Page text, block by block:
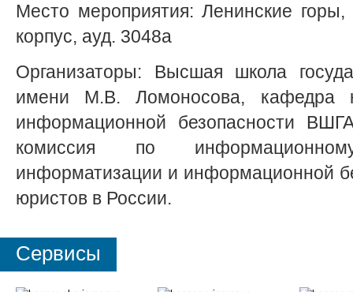
Место мероприятия: Ленинские
корпус, ауд. 3048а
Организаторы: Высшая школа
имени М.В. Ломоносова, кафедра
информационной безопасности
комиссия по
информатизации и информационной
юристов в России.
Сервисы